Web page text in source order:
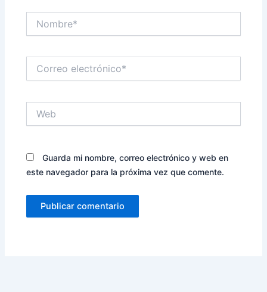
electrónico*
Guarda mi nombre, correo electrónico y web en
este navegador para la próxima vez que comente.